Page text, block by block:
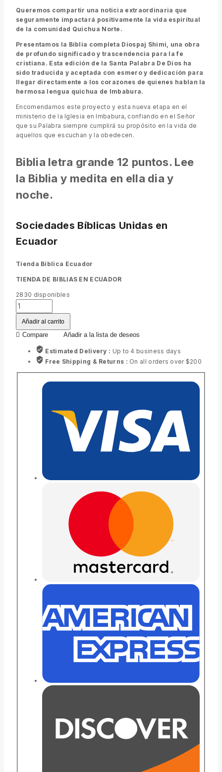
Queremos compartir una noticia extraordinaria que
seguramente impactará positivamente la vida espiritual
de la comunidad Quichua Norte.
Presentamos la Biblia completa Diospaj Shimi, una obra
de profundo significado y trascendencia para la fe
cristiana. Esta edición de la Santa Palabra De Dios ha
sido traducida y aceptada con esmero y dedicación para
llegar directamente a los corazones de quienes hablan la
hermosa lengua quichua de Imbabura.
Encomendamos este proyecto y esta nueva etapa en el
ministerio de la Iglesia en Imbabura, confiando en el Señor
que su Palabra siempre cumplirá su propósito en la vida de
aquellos que escuchan y la obedecen.
Biblia letra grande 12 puntos. Lee
la Biblia y medita en ella dia y
noche.
Sociedades Bíblicas Unidas en
Ecuador
Tienda Bíblica Ecuador
TIENDA DE BIBLIAS EN ECUADOR
2830 disponibles
Añadir al carrito
Compare Añadir a la lista de deseos
Estimated Delivery : Up to 4 business days
Free Shipping & Returns : On all orders over $200